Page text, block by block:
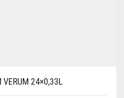
VERUM 24×0,33L